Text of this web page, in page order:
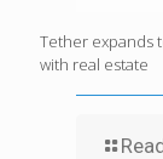
Tether expands
with real estate